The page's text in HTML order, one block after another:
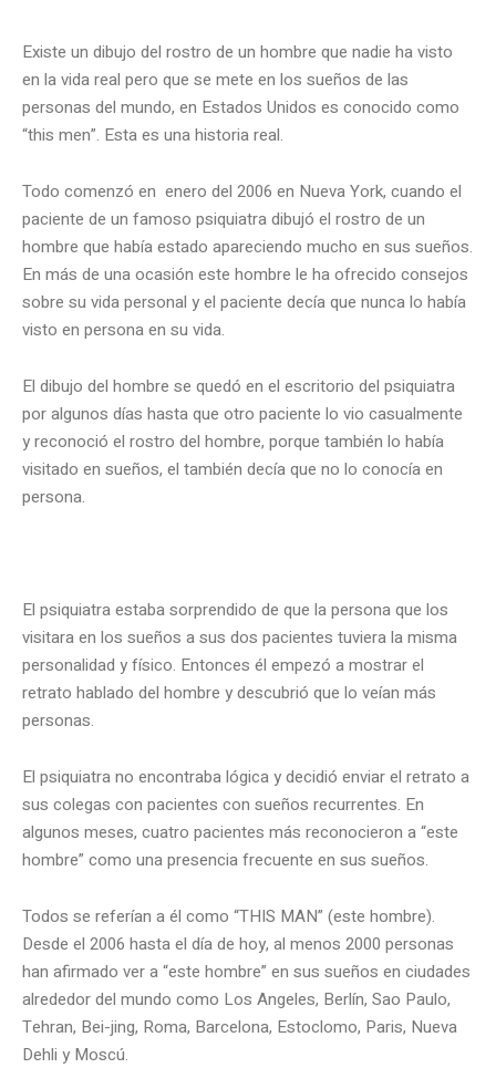
Existe un dibujo del rostro de un hombre que nadie ha visto
en la vida real pero que se mete en los sueños de las
personas del mundo, en Estados Unidos es conocido como
“this men”. Esta es una historia real.
Todo comenzó en enero del 2006 en Nueva York, cuando el
paciente de un famoso psiquiatra dibujó el rostro de un
hombre que había estado apareciendo mucho en sus sueños.
En más de una ocasión este hombre le ha ofrecido consejos
sobre su vida personal y el paciente decía que nunca lo había
visto en persona en su vida.
El dibujo del hombre se quedó en el escritorio del psiquiatra
por algunos días hasta que otro paciente lo vio casualmente
y reconoció el rostro del hombre, porque también lo había
visitado en sueños, el también decía que no lo conocía en
persona.
El psiquiatra estaba sorprendido de que la persona que los
visitara en los sueños a sus dos pacientes tuviera la misma
personalidad y físico. Entonces él empezó a mostrar el
retrato hablado del hombre y descubrió que lo veían más
personas.
El psiquiatra no encontraba lógica y decidió enviar el retrato a
sus colegas con pacientes con sueños recurrentes. En
algunos meses, cuatro pacientes más reconocieron a “este
hombre” como una presencia frecuente en sus sueños.
Todos se referían a él como “THIS MAN” (este hombre).
Desde el 2006 hasta el día de hoy, al menos 2000 personas
han afirmado ver a “este hombre” en sus sueños en ciudades
alrededor del mundo como Los Angeles, Berlín, Sao Paulo,
Tehran, Bei-jing, Roma, Barcelona, Estoclomo, Paris, Nueva
Dehli y Moscú.